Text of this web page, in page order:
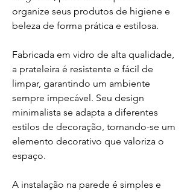
organize seus produtos de higiene e
beleza de forma prática e estilosa.
Fabricada em vidro de alta qualidade,
a prateleira é resistente e fácil de
limpar, garantindo um ambiente
sempre impecável. Seu design
minimalista se adapta a diferentes
estilos de decoração, tornando-se um
elemento decorativo que valoriza o
espaço.
A instalação na parede é simples e